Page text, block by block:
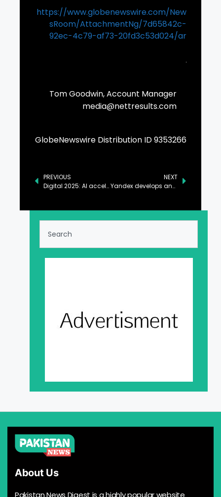
https://www.globenewswire.com/New
sRoom/AttachmentNg/7d65842c-
92ec-4c79-af73-20fd3c53d024/ar
Tom Goodwin, Account Manager
media@nettresults.com
GlobeNewswire Distribution ID 9353266
PREVIOUS
Digital 2025: AI accelerates, YouTube tops user charts, social ad spend soars and more
NEXT
Yandex develops and open-sources Perforator, an open-source tool that can save businesses billions of dollars a year on server infrastructure
About Us
Pakistan News Digest is a highly popular website